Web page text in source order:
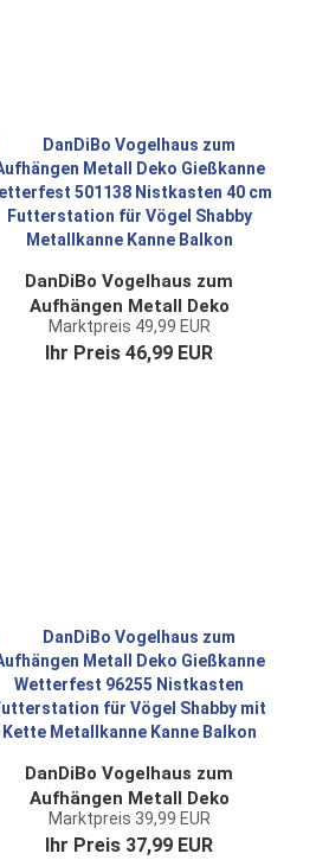
DanDiBo Vogelhaus zum
Aufhängen Metall Deko
Gießkanne wetterfest 501138
Nistkasten 40 cm
Marktpreis 49,99 EUR
Ihr Preis 46,99 EUR
DanDiBo Vogelhaus zum
Aufhängen Metall Deko
Gießkanne Wetterfest 96255
Nistkasten Futterstation für
Marktpreis 39,99 EUR
Ihr Preis 37,99 EUR